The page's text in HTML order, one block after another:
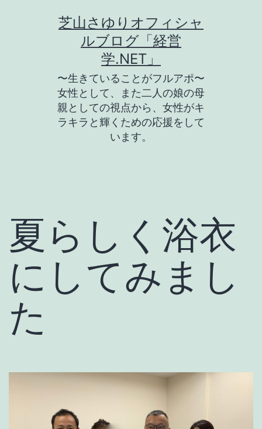
芝山さゆりオフィシャ
ルブログ「経営
学.NET」
〜生きていることがフルアポ〜
女性として、また二人の娘の母
親としての視点から、女性がキ
ラキラと輝くための応援をして
います。
夏らしく浴衣
にしてみまし
た